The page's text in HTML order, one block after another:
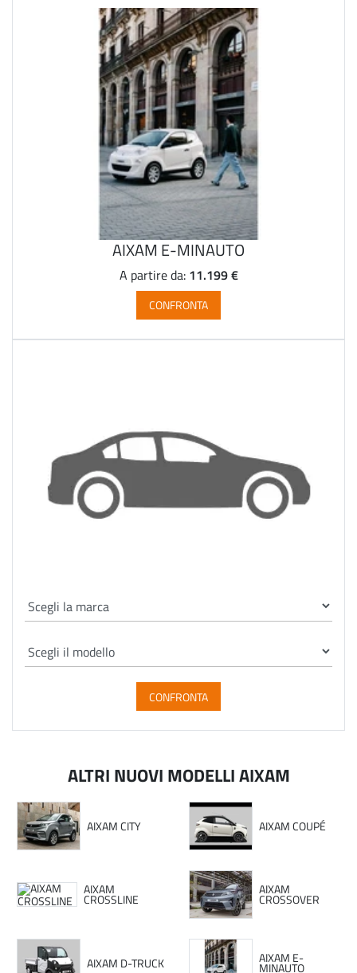
AIXAM E-MINAUTO
A partire da: 11.199 €
CONFRONTA
CONFRONTA
ALTRI NUOVI MODELLI AIXAM
AIXAM CITY AIXAM COUPÉ
AIXAM
CROSSLINE
AIXAM
CROSSOVER
AIXAM D-TRUCK AIXAM E-
MINAUTO